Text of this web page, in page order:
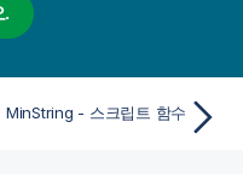
.
MinString - 스크립트 함수